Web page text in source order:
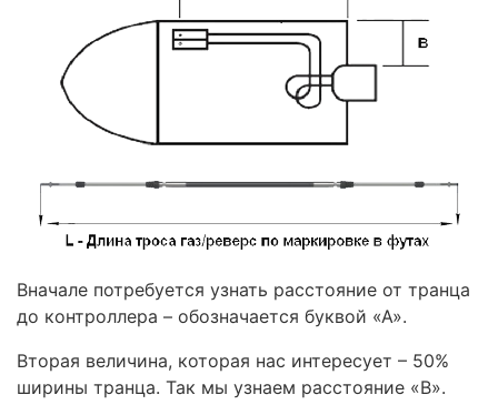
Вначале потребуется узнать расстояние от транца
до контроллера – обозначается буквой «А».
Вторая величина, которая нас интересует – 50%
ширины транца. Так мы узнаем расстояние «В».